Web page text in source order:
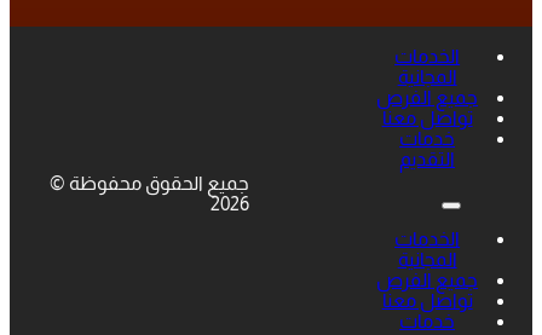
الخدمات
المجانية
جميع الفرص
تواصل معنا
خدمات
التقديم
الخدمات
المجانية
جميع الفرص
تواصل معنا
خدمات
جميع الحقوق محفوظة ©
2026